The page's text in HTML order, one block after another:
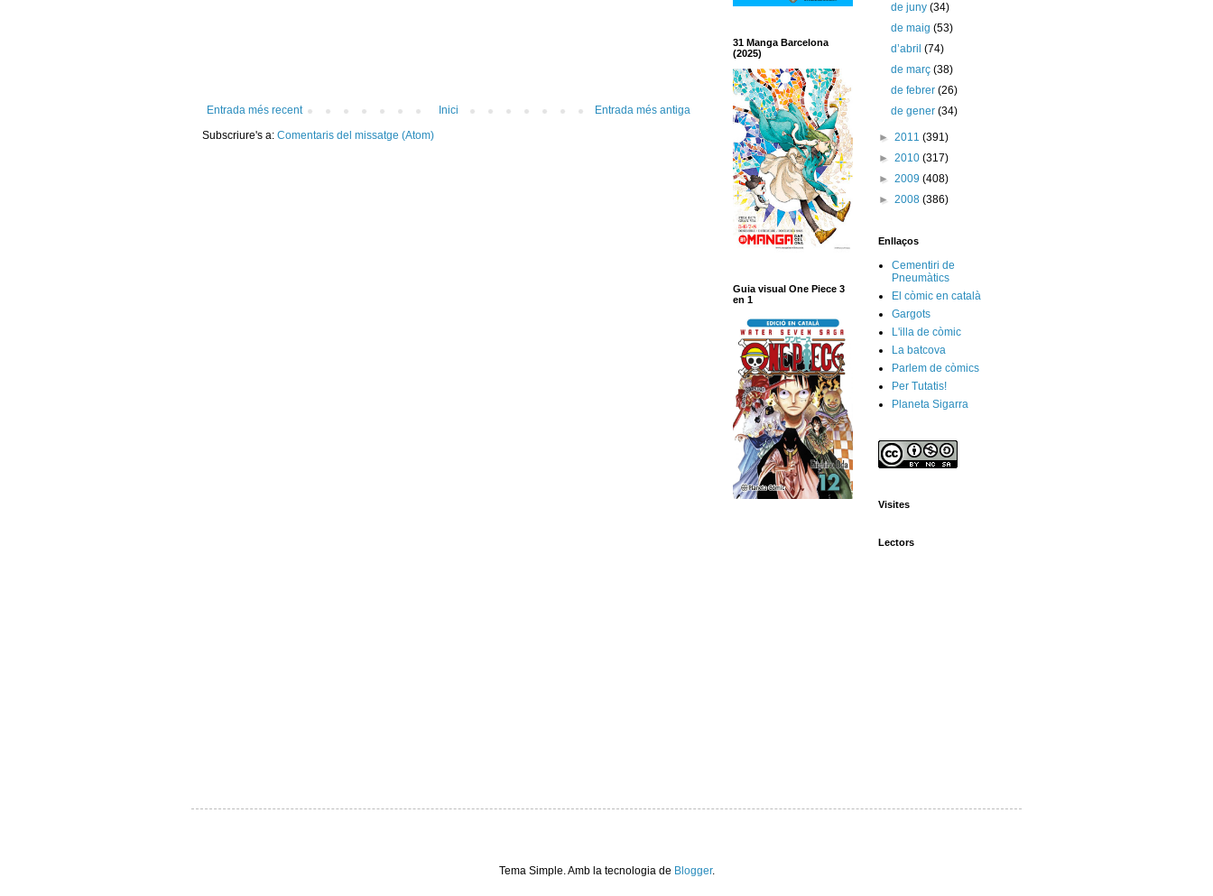
Entrada més recent Entrada més antiga
Inici
Subscriure's a: Comentaris del missatge (Atom)
31 Manga Barcelona
(2025)
Guia visual One Piece 3
en 1
de juny(34)
de maig(53)
d’abril(74)
de març(38)
de febrer(26)
de gener(34)
► 2011 (391)
► 2010 (317)
► 2009 (408)
► 2008 (386)
Enllaços
Cementiri de
Pneumàtics
El còmic en català
Gargots
L'illa de còmic
La batcova
Parlem de còmics
Per Tutatis!
Planeta Sigarra
Visites
Lectors
Tema Simple. Amb la tecnologia de Blogger.